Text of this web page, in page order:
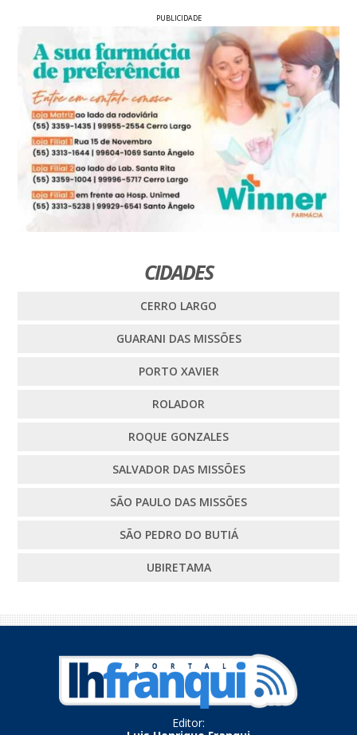
PUBLICIDADE
CIDADES
CERRO LARGO
GUARANI DAS MISSÕES
PORTO XAVIER
ROLADOR
ROQUE GONZALES
SALVADOR DAS MISSÕES
SÃO PAULO DAS MISSÕES
SÃO PEDRO DO BUTIÁ
UBIRETAMA
Editor: